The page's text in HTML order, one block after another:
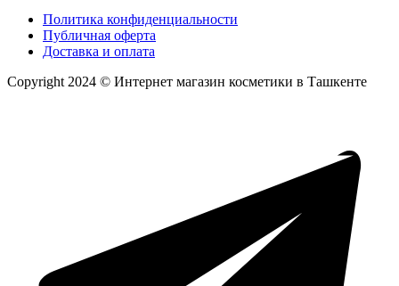
Политика конфиденциальности
Публичная оферта
Доставка и оплата
Copyright 2024 © Интернет магазин косметики в Ташкенте